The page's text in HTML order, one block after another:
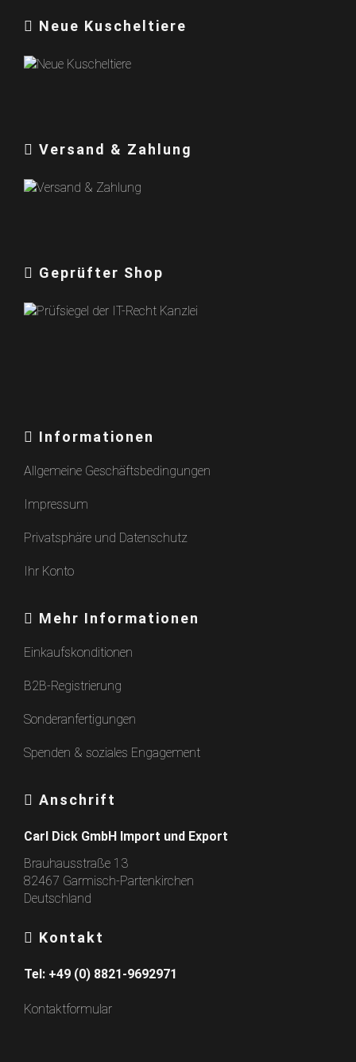
Neue Kuscheltiere
Versand & Zahlung
Geprüfter Shop
Informationen
Allgemeine Geschäftsbedingungen
Impressum
Privatsphäre und Datenschutz
Ihr Konto
Mehr Informationen
Einkaufskonditionen
B2B-Registrierung
Sonderanfertigungen
Spenden & soziales Engagement
Anschrift
Carl Dick GmbH Import und Export
Brauhausstraße 13
82467 Garmisch-Partenkirchen
Deutschland
Kontakt
Tel: +49 (0) 8821-9692971
Kontaktformular